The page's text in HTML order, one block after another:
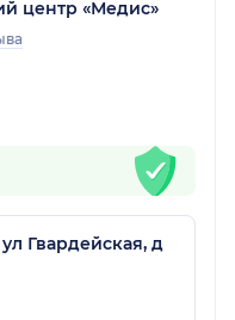
центр «Медис»
Гвардейская, д